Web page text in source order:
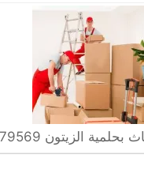
الزيتون 01154979569